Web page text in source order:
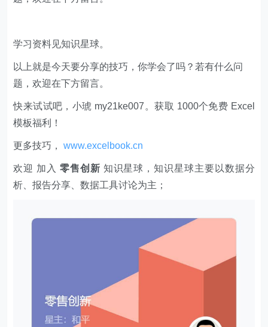
学习资料见知识星球。
以上就是今天要分享的技巧，你学会了吗？若有什么问
题，欢迎在下方留言。
快来试试吧，小琥 my21ke007。获取 1000个免费 Excel
模板福利​​​​！
更多技巧，www.excelbook.cn
欢迎 加入 零售创新 知识星球，知识星球主要以数据分
析、报告分享、数据工具讨论为主；